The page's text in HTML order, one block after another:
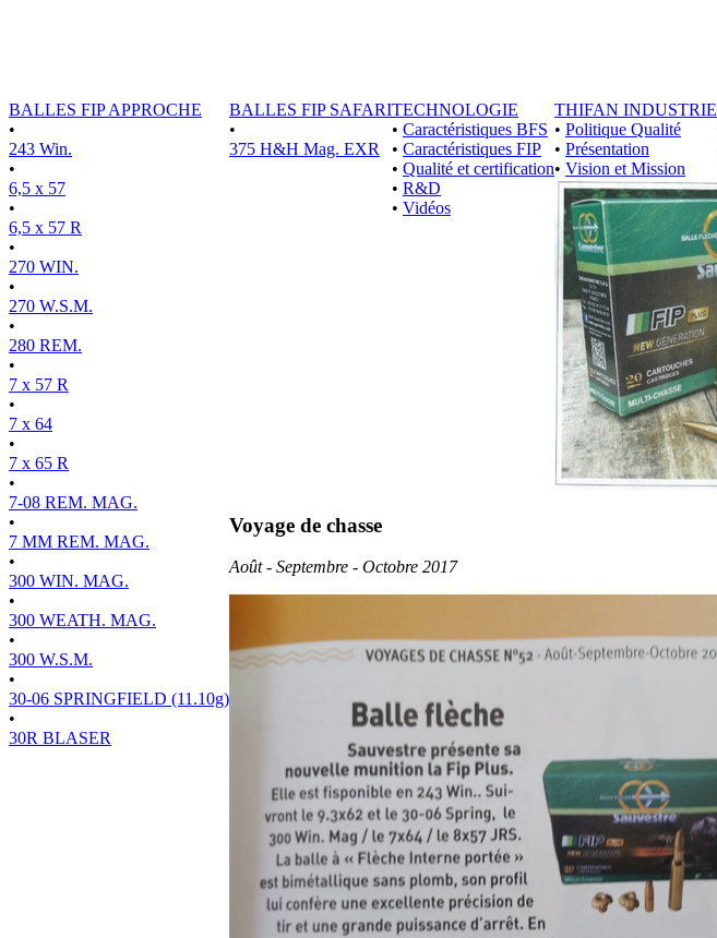
BALLES FIP APPROCHE
•
243 Win.
•
6,5 x 57
•
6,5 x 57 R
•
270 WIN.
•
270 W.S.M.
•
280 REM.
•
7 x 57 R
•
7 x 64
•
7 x 65 R
•
7-08 REM. MAG.
•
7 MM REM. MAG.
•
300 WIN. MAG.
•
300 WEATH. MAG.
•
300 W.S.M.
•
30-06 SPRINGFIELD (11.10g)
•
30R BLASER
BALLES FIP SAFARI
•
375 H&H Mag. EXR
TECHNOLOGIE
• Caractéristiques BFS
• Caractéristiques FIP
• Qualité et certification
• R&D
• Vidéos
THIFAN INDUSTRIE
• Politique Qualité
• Présentation
• Vision et Mission
Voyage de chasse
Août - Septembre - Octobre 2017